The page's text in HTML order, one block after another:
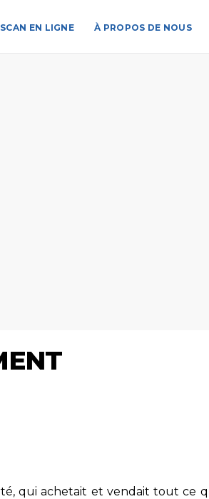
EN LIGNE À PROPOS DE NOUS
qui achetait et vendait tout ce